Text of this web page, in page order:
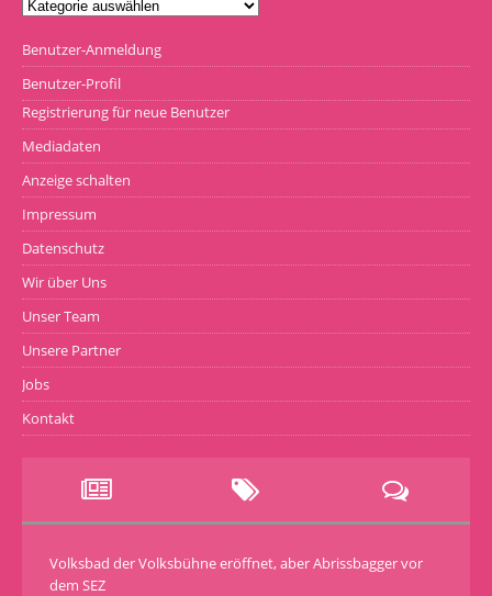
Benutzer-Anmeldung
Benutzer-Profil
Registrierung für neue Benutzer
Mediadaten
Anzeige schalten
Impressum
Datenschutz
Wir über Uns
Unser Team
Unsere Partner
Jobs
Kontakt
Volksbad der Volksbühne eröffnet, aber Abrissbagger vor
dem SEZ